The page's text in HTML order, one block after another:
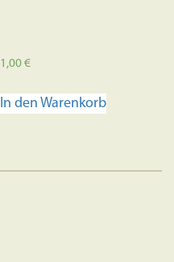
1,00€
In den Warenkorb